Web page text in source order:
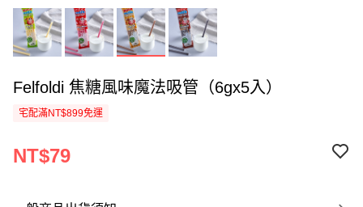
Felfoldi 焦糖風味魔法吸管（6gx5入）
宅配滿NT$899免運
NT$79